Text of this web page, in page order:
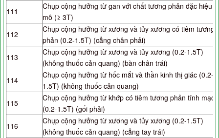
111
Chụp cộng hưởng từ gan với chất tương phản đặc hiệu
mô (≥ 3T)
112
Chụp cộng hưởng từ xương và tủy xương có tiêm tương
phản (0.2-1.5T) (cẳng chân phải)
113
Chụp cộng hưởng từ xương và tủy xương (0.2-1.5T)
(không thuốc cản quang) (bàn chân trái)
114
Chụp cộng hưởng từ hốc mắt và thần kinh thị giác (0.2-
1.5T) (không thuốc cản quang)
115
Chụp cộng hưởng từ khớp có tiêm tương phản tĩnh mạch
(0.2-1.5T) (gối phải)
116
Chụp cộng hưởng từ xương và tủy xương (0.2-1.5T)
(không thuốc cản quang) (cẳng tay trái)